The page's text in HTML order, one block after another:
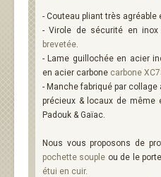
- Couteau pliant très agréable
- Virole de sécurité en inox
brevetée.
- Lame guillochée en acier
en acier carbone carbone
- Manche fabriqué par
précieux & locaux de même
Padouk & Gaïac.
Nous vous proposons de
pochette souple ou de le
étui en cuir.